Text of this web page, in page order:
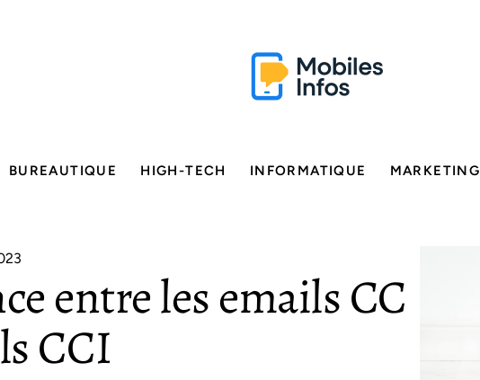
BUREAUTIQUE HIGH-TECH INFORMATIQUE MARKETING
entre les emails CC
CCI